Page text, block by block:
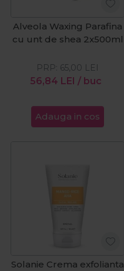
Alveola Waxing Parafina
cu unt de shea 2x500ml
56,84 LEI / buc
PRP: 65,00 LEI
Adauga in cos
Solanie Crema exfolianta